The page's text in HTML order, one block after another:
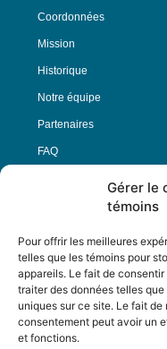
Gérer le
témoins
Pour offrir les meilleures
telles que les témoins pour
appareils. Le fait de
traiter des données telles
uniques sur ce site. Le fait
consentement peut avoir un
et fonctions.
Coordonnées
Mission
Historique
Notre équipe
Partenaires
FAQ
Nous Suivre